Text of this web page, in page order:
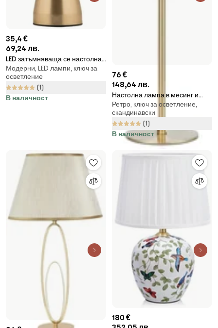
35,4 €
69,24 лв.
LED затъмняваща се настолна
лампа в златисто с метален
абажур (височина 20,5 cm)
Rachel – Leitmotiv
Модерни, LED лампи, ключ за
осветление
(1)
В наличност
76 €
148,64 лв.
Настолна лампа в месинг и
бяло Sober - Markslöjd
Ретро, ключ за осветление,
скандинавски
(1)
В наличност
180 €